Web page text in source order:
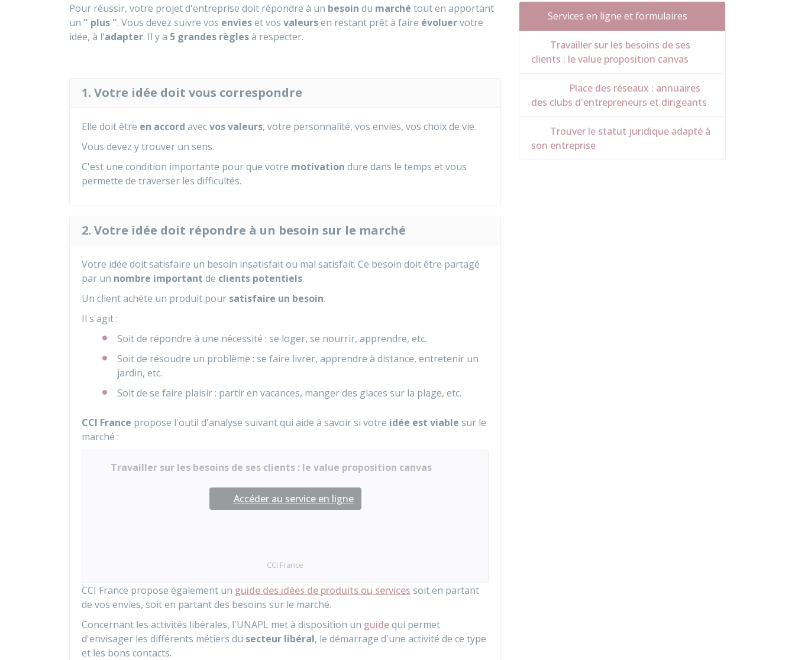
Pour réussir, votre projet d'entreprise doit répondre à un besoin du marché tout en apportant
un " plus ". Vous devez suivre vos envieset vos valeursen restant prêt à faire évoluervotre
idée, à l'adapter. Il y a 5 grandes règlesà respecter.
1. Votre idée doit vous correspondre
Elle doit être en accord avecvos valeurs, votre personnalité, vos envies, vos choix de vie.
Vous devez y trouver un sens.
C'est une condition importante pour que votre motivation dure dans le temps et vous
permette de traverser les difficultés.
2. Votre idée doit répondre à un besoin sur le marché
Votre idée doit satisfaire un besoin insatisfait ou mal satisfait. Ce besoin doit être partagé
par un nombre important de clients potentiels.
Un client achète un produit pour satisfaire un besoin.
Il s'agit :
Soit de répondre à une nécessité : se loger, se nourrir, apprendre, etc.
Soit de résoudre un problème : se faire livrer, apprendre à distance, entretenir un
jardin, etc.
Soit de se faire plaisir : partir en vacances, manger des glaces sur la plage, etc.
CCI France propose l'outil d'analyse suivant qui aide à savoir si votre idée est viable sur le
marché :
Travailler sur les besoins de ses clients : le value proposition canvas
Accéder au service en ligne
CCI France
CCI France propose également un guide des idées de produits ou services soit en partant
de vos envies, soit en partant des besoins sur le marché.
Concernant les activités libérales, l'UNAPL met à disposition un guidequi permet
d'envisager les différents métiers du secteur libéral, le démarrage d'une activité de ce type
et les bons contacts.
Services en ligne et formulaires
Travailler sur les besoins de ses
clients : le value proposition canvas
Place des réseaux : annuaires
des clubs d'entrepreneurs et dirigeants
Trouver le statut juridique adapté à
son entreprise